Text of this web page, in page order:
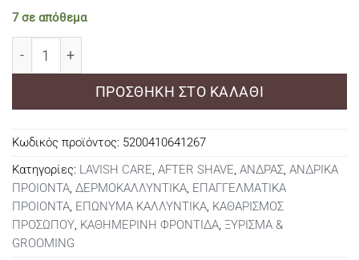
7 σε απόθεμα
ΠΡΟΣΘΉΚΗ ΣΤΟ ΚΑΛΆΘΙ
Κωδικός προϊόντος: 5200410641267
Κατηγορίες: LAVISH CARE, AFTER SHAVE, ΑΝΔΡΑΣ, ΑΝΔΡΙΚΑ
ΠΡΟΙΟΝΤΑ, ΔΕΡΜΟΚΑΛΛΥΝΤΙΚΑ, ΕΠΑΓΓΕΛΜΑΤΙΚΑ
ΠΡΟΙΟΝΤΑ, ΕΠΩΝΥΜΑ ΚΑΛΛΥΝΤΙΚΑ, ΚΑΘΑΡΙΣΜΟΣ
ΠΡΟΣΩΠΟΥ, ΚΑΘΗΜΕΡΙΝΗ ΦΡΟΝΤΙΔΑ, ΞΥΡΙΣΜΑ &
GROOMING